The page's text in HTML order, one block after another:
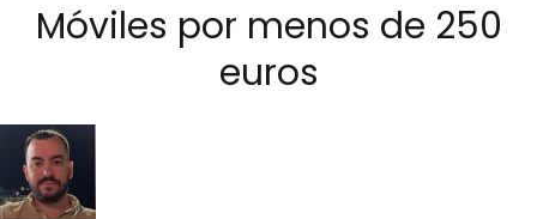
Móviles por menos de 250
euros